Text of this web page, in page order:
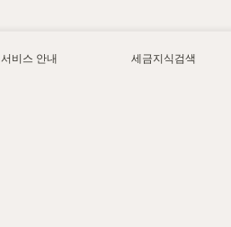
서비스 안내 세금지식검색